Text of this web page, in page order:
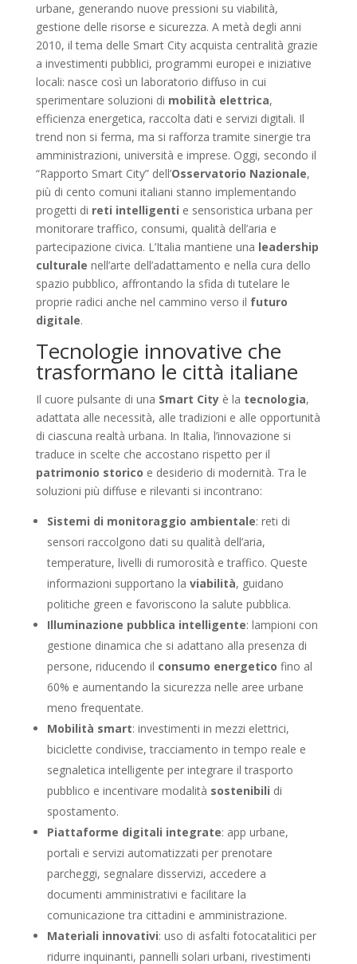
urbane, generando nuove pressioni su viabilità,
gestione delle risorse e sicurezza. A metà degli anni
2010, il tema delle Smart City acquista centralità grazie
a investimenti pubblici, programmi europei e iniziative
locali: nasce così un laboratorio diffuso in cui
sperimentare soluzioni di mobilità elettrica,
efficienza energetica, raccolta dati e servizi digitali. Il
trend non si ferma, ma si rafforza tramite sinergie tra
amministrazioni, università e imprese. Oggi, secondo il
“Rapporto Smart City” dell’Osservatorio Nazionale,
più di cento comuni italiani stanno implementando
progetti di reti intelligenti e sensoristica urbana per
monitorare traffico, consumi, qualità dell’aria e
partecipazione civica. L’Italia mantiene una leadership
culturale nell’arte dell’adattamento e nella cura dello
spazio pubblico, affrontando la sfida di tutelare le
proprie radici anche nel cammino verso il futuro
digitale.
Tecnologie innovative che
trasformano le città italiane
Il cuore pulsante di una Smart Cityè la tecnologia,
adattata alle necessità, alle tradizioni e alle opportunità
di ciascuna realtà urbana. In Italia, l’innovazione si
traduce in scelte che accostano rispetto per il
patrimonio storico e desiderio di modernità. Tra le
soluzioni più diffuse e rilevanti si incontrano:
Sistemi di monitoraggio ambientale: reti di
sensori raccolgono dati su qualità dell’aria,
temperature, livelli di rumorosità e traffico. Queste
informazioni supportano la viabilità, guidano
politiche green e favoriscono la salute pubblica.
Illuminazione pubblica intelligente: lampioni con
gestione dinamica che si adattano alla presenza di
persone, riducendo il consumo energetico fino al
60% e aumentando la sicurezza nelle aree urbane
meno frequentate.
Mobilità smart: investimenti in mezzi elettrici,
biciclette condivise, tracciamento in tempo reale e
segnaletica intelligente per integrare il trasporto
pubblico e incentivare modalità sostenibili di
spostamento.
Piattaforme digitali integrate: app urbane,
portali e servizi automatizzati per prenotare
parcheggi, segnalare disservizi, accedere a
documenti amministrativi e facilitare la
comunicazione tra cittadini e amministrazione.
Materiali innovativi: uso di asfalti fotocatalitici per
ridurre inquinanti, pannelli solari urbani, rivestimenti